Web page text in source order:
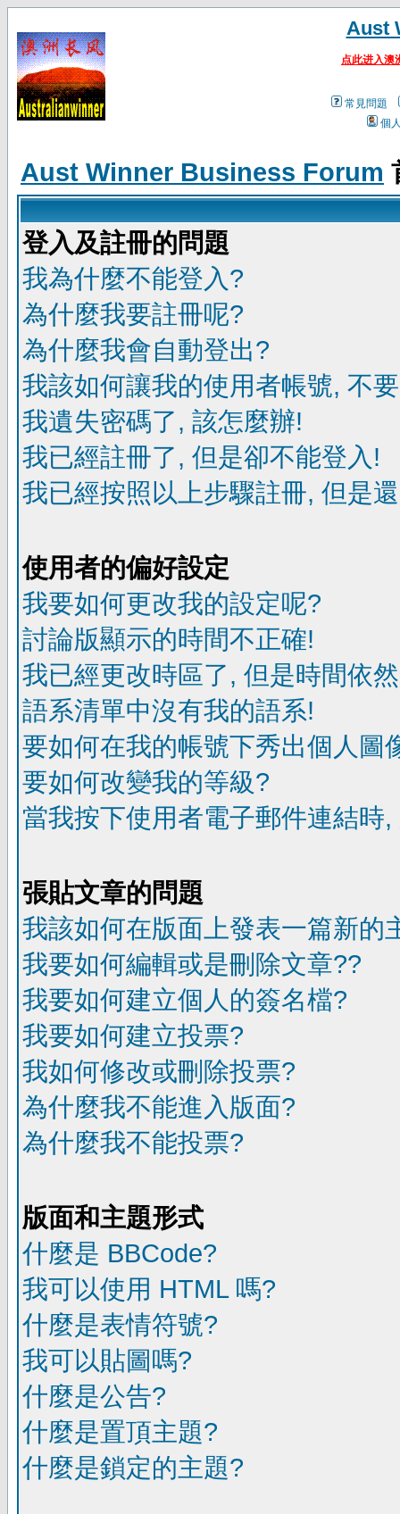
Aust
点此进入澳
常見問題
個
Aust Winner Business Forum
登入及註冊的問題
我為什麼不能登入?
為什麼我要註冊呢?
為什麼我會自動登出?
我該如何讓我的使用者帳號, 不
我遺失密碼了, 該怎麼辦!
我已經註冊了, 但是卻不能登入!
我已經按照以上步驟註冊, 但是
使用者的偏好設定
我要如何更改我的設定呢?
討論版顯示的時間不正確!
我已經更改時區了, 但是時間依
語系清單中沒有我的語系!
要如何在我的帳號下秀出個人圖
要如何改變我的等級?
當我按下使用者電子郵件連結時
張貼文章的問題
我該如何在版面上發表一篇新的
我要如何編輯或是刪除文章??
我要如何建立個人的簽名檔?
我要如何建立投票?
我如何修改或刪除投票?
為什麼我不能進入版面?
為什麼我不能投票?
版面和主題形式
什麼是 BBCode?
我可以使用 HTML 嗎?
什麼是表情符號?
我可以貼圖嗎?
什麼是公告?
什麼是置頂主題?
什麼是鎖定的主題?